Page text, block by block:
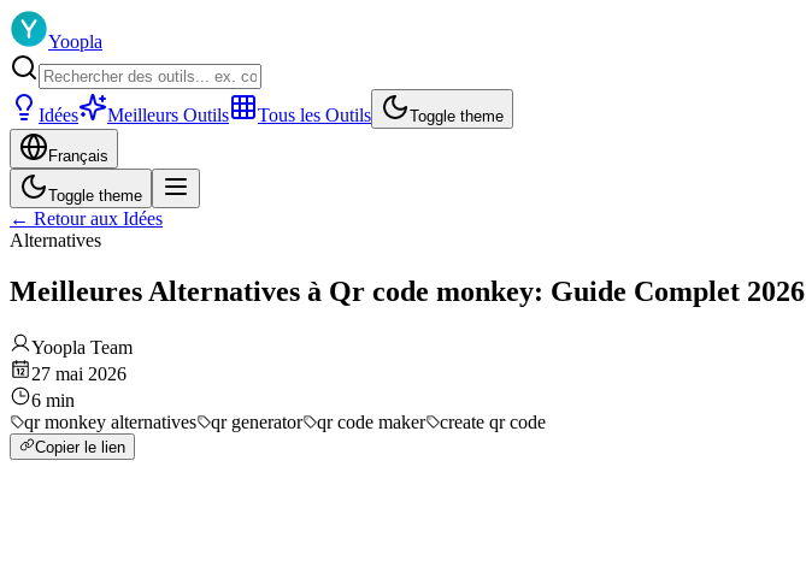
Yoopla
Idées Meilleurs Outils Tous les Outils Toggle theme
Français
Toggle theme
← Retour aux Idées
Alternatives
Meilleures Alternatives à Qr code monkey: Guide Complet 2026
Yoopla Team
27 mai 2026
6 min
qr monkey alternatives
qr generator qr code maker create qr code
Copier le lien